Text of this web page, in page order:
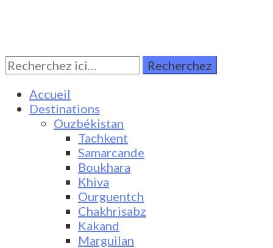
Turkestan Travel
Discover Central Asia
Rechercher:
Accueil
Destinations
Ouzbékistan
Tachkent
Samarcande
Boukhara
Khiva
Ourguentch
Chakhrisabz
Kakand
Marguilan